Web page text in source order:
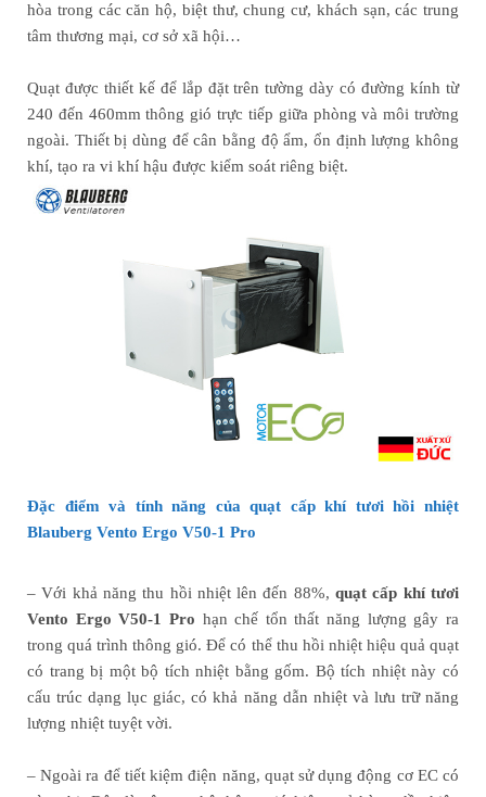
hòa trong các căn hộ, biệt thư, chung cư, khách sạn, các trung
tâm thương mại, cơ sở xã hội…
Quạt được thiết kế để lắp đặt trên tường dày có đường kính từ
240 đến 460mm thông gió trực tiếp giữa phòng và môi trường
ngoài. Thiết bị dùng để cân bằng độ ẩm, ổn định lượng không
khí, tạo ra vi khí hậu được kiểm soát riêng biệt.
Đặc điểm và tính năng của quạt cấp khí tươi hồi nhiệt
Blauberg Vento Ergo V50-1 Pro
– Với khả năng thu hồi nhiệt lên đến 88%,quạt cấp khí tươi
Vento Ergo V50-1 Pro hạn chế tổn thất năng lượng gây ra
trong quá trình thông gió. Để có thể thu hồi nhiệt hiệu quả quạt
có trang bị một bộ tích nhiệt bằng gốm. Bộ tích nhiệt này có
cấu trúc dạng lục giác, có khả năng dẫn nhiệt và lưu trữ năng
lượng nhiệt tuyệt vời.
– Ngoài ra để tiết kiệm điện năng, quạt sử dụng động cơ EC có